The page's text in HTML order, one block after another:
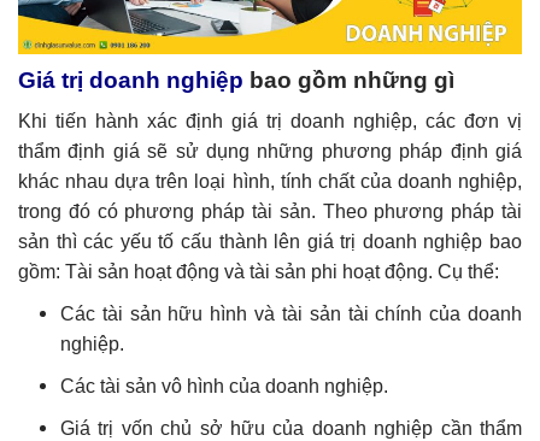
Giá trị doanh nghiệp bao gồm những gì
Khi tiến hành xác định giá trị doanh nghiệp, các đơn vị
thẩm định giá sẽ sử dụng những phương pháp định giá
khác nhau dựa trên loại hình, tính chất của doanh nghiệp,
trong đó có phương pháp tài sản. Theo phương pháp tài
sản thì các yếu tố cấu thành lên giá trị doanh nghiệp bao
gồm: Tài sản hoạt động và tài sản phi hoạt động. Cụ thể:
Các tài sản hữu hình và tài sản tài chính của doanh
nghiệp.
Các tài sản vô hình của doanh nghiệp.
Giá trị vốn chủ sở hữu của doanh nghiệp cần thẩm